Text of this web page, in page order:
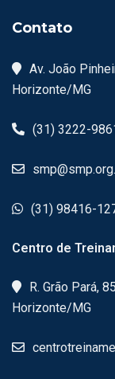
Contato
Av. João
Horizonte/MG
(31) 3222-
(31) 98416-
Centro de
R. Grão Pará,
Horizonte/MG